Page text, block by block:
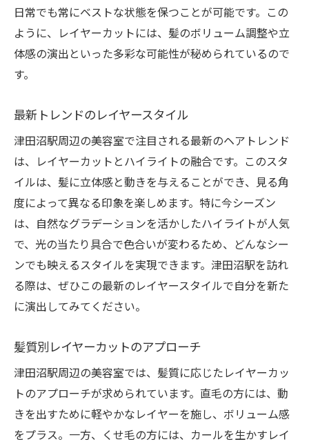
日常でも常にベストな状態を保つことが可能です。この
ように、レイヤーカットには、髪のボリューム調整や立
体感の演出といった多彩な可能性が秘められているので
す。
最新トレンドのレイヤースタイル
津田沼駅周辺の美容室で注目される最新のヘアトレンド
は、レイヤーカットとハイライトの融合です。このスタ
イルは、髪に立体感と動きを与えることができ、見る角
度によって異なる印象を楽しめます。特に今シーズン
は、自然なグラデーションを活かしたハイライトが人気
で、光の当たり具合で色合いが変わるため、どんなシー
ンでも映えるスタイルを実現できます。津田沼駅を訪れ
る際は、ぜひこの最新のレイヤースタイルで自分を新た
に演出してみてください。
髪質別レイヤーカットのアプローチ
津田沼駅周辺の美容室では、髪質に応じたレイヤーカッ
トのアプローチが求められています。直毛の方には、動
きを出すために軽やかなレイヤーを施し、ボリューム感
をプラス。一方、くせ毛の方には、カールを生かすレイ